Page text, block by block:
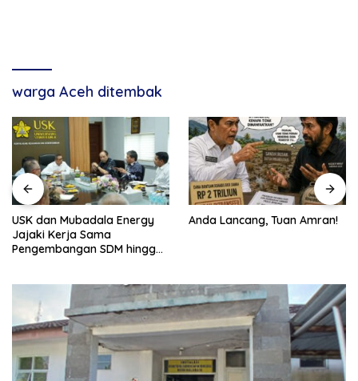
warga Aceh ditembak
USK dan Mubadala Energy
Jajaki Kerja Sama
Pengembangan SDM hingga
Anda Lancang, Tuan Amran!